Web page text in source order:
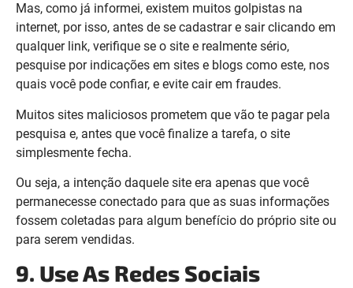
Mas, como já informei, existem muitos golpistas na
internet, por isso, antes de se cadastrar e sair clicando em
qualquer link, verifique se o site e realmente sério,
pesquise por indicações em sites e blogs como este, nos
quais você pode confiar, e evite cair em fraudes.
Muitos sites maliciosos prometem que vão te pagar pela
pesquisa e, antes que você finalize a tarefa, o site
simplesmente fecha.
Ou seja, a intenção daquele site era apenas que você
permanecesse conectado para que as suas informações
fossem coletadas para algum benefício do próprio site ou
para serem vendidas.
9. Use As Redes Sociais